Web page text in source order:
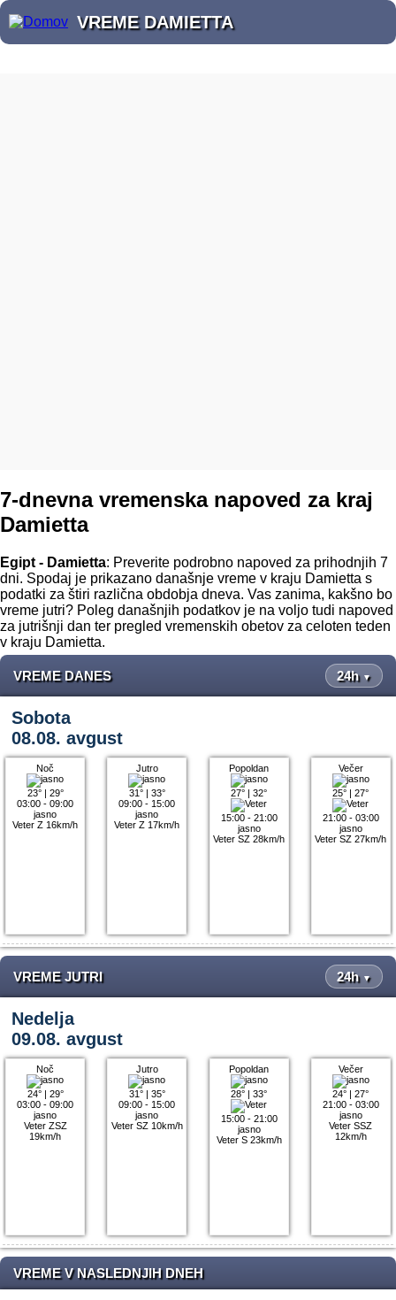
VREME DAMIETTA
7-dnevna vremenska napoved za kraj
Damietta
Egipt - Damietta: Preverite podrobno napoved za prihodnjih 7
dni. Spodaj je prikazano današnje vreme v kraju Damietta s
podatki za štiri različna obdobja dneva. Vas zanima, kakšno bo
vreme jutri? Poleg današnjih podatkov je na voljo tudi napoved
za jutrišnji dan ter pregled vremenskih obetov za celoten teden
v kraju Damietta.
VREME DANES 24h ▼
Sobota
08.08. avgust
Noč
23°| 29°
03:00 - 09:00
jasno
Veter Z 16km/h
Jutro
31°| 33°
09:00 - 15:00
jasno
Veter Z 17km/h
Popoldan
27° |32°
15:00 - 21:00
jasno
Veter SZ 28km/h
Večer
25° |27°
21:00 - 03:00
jasno
Veter SZ 27km/h
VREME JUTRI 24h ▼
Nedelja
09.08. avgust
Noč
24°| 29°
03:00 - 09:00
jasno
Veter ZSZ
19km/h
Jutro
31°| 35°
09:00 - 15:00
jasno
Veter SZ 10km/h
Popoldan
28° |33°
15:00 - 21:00
jasno
Veter S 23km/h
Večer
24° |27°
21:00 - 03:00
jasno
Veter SSZ
12km/h
VREME V NASLEDNJIH DNEH